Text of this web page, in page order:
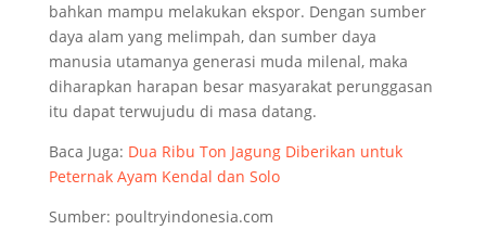
bahkan mampu melakukan ekspor. Dengan sumber
daya alam yang melimpah, dan sumber daya
manusia utamanya generasi muda milenal, maka
diharapkan harapan besar masyarakat perunggasan
itu dapat terwujudu di masa datang.
Baca Juga: Dua Ribu Ton Jagung Diberikan untuk
Peternak Ayam Kendal dan Solo
Sumber: poultryindonesia.com